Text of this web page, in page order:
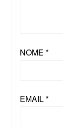
NOME *
EMAIL*